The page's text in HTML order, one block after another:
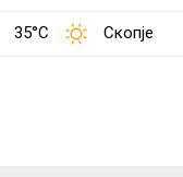
35°C Скопје